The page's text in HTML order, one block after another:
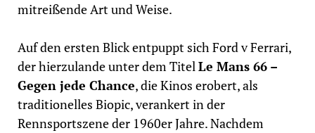
mitreißende Art und Weise.
Auf den ersten Blick entpuppt sich Ford v Ferrari,
der hierzulande unter dem TitelLe Mans 66 –
Gegen jede Chance, die Kinos erobert, als
traditionelles Biopic, verankert in der
Rennsportszene der 1960er Jahre. Nachdem